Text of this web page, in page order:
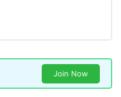
Join Now